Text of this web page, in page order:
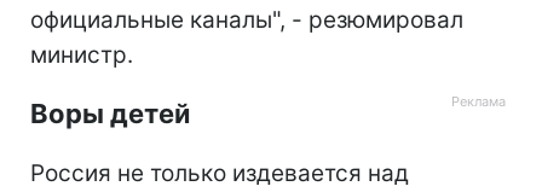
официальные каналы", - резюмировал
министр.
Воры детей
Россия не только издевается над